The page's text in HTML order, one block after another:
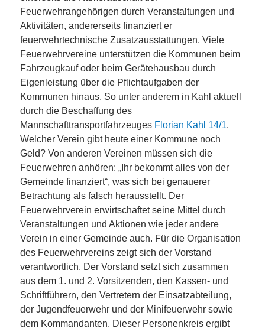
Feuerwehrangehörigen durch Veranstaltungen und
Aktivitäten, andererseits finanziert er
feuerwehrtechnische Zusatzausstattungen. Viele
Feuerwehrvereine unterstützen die Kommunen beim
Fahrzeugkauf oder beim Gerätehausbau durch
Eigenleistung über die Pflichtaufgaben der
Kommunen hinaus. So unter anderem in Kahl aktuell
durch die Beschaffung des
Mannschafttransportfahrzeuges Florian Kahl 14/1.
Welcher Verein gibt heute einer Kommune noch
Geld? Von anderen Vereinen müssen sich die
Feuerwehren anhören: „Ihr bekommt alles von der
Gemeinde finanziert“, was sich bei genauerer
Betrachtung als falsch herausstellt. Der
Feuerwehrverein erwirtschaftet seine Mittel durch
Veranstaltungen und Aktionen wie jeder andere
Verein in einer Gemeinde auch. Für die Organisation
des Feuerwehrvereins zeigt sich der Vorstand
verantwortlich. Der Vorstand setzt sich zusammen
aus dem 1. und 2. Vorsitzenden, den Kassen- und
Schriftführern, den Vertretern der Einsatzabteilung,
der Jugendfeuerwehr und der Minifeuerwehr sowie
dem Kommandanten. Dieser Personenkreis ergibt